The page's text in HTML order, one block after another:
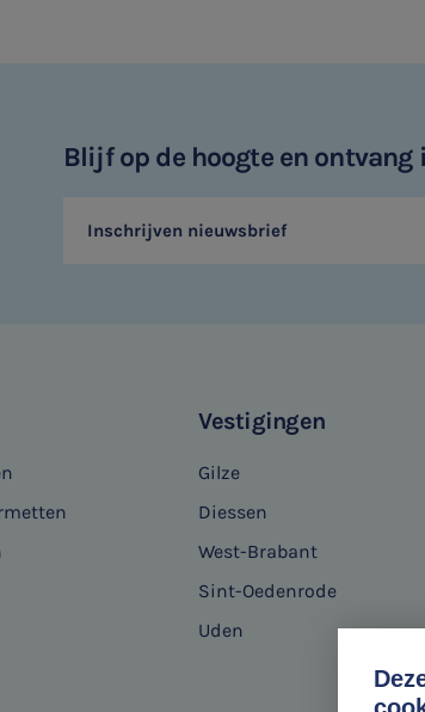
Blijf op de hoogte en
Inschrijven nieuwsbrief
Vestigingen
Gilze
Diessen
West-Brabant
Sint-Oedenrode
Uden